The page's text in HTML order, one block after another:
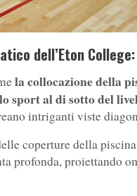
dell’Eton
la collocazione della
sport al di sotto del
intriganti viste
coperture della
profonda, proiettando